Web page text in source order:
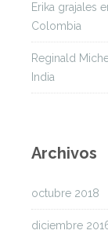
Erika grajales
Colombia
Reginald
India
Archivos
octubre 2018
diciembre